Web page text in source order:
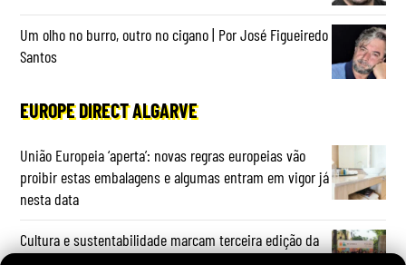
Um olho no burro, outro no cigano | Por José Figueiredo
Santos
EUROPE DIRECT ALGARVE
União Europeia ‘aperta’: novas regras europeias vão
proibir estas embalagens e algumas entram em vigor já
nesta data
Cultura e sustentabilidade marcam terceira edição da